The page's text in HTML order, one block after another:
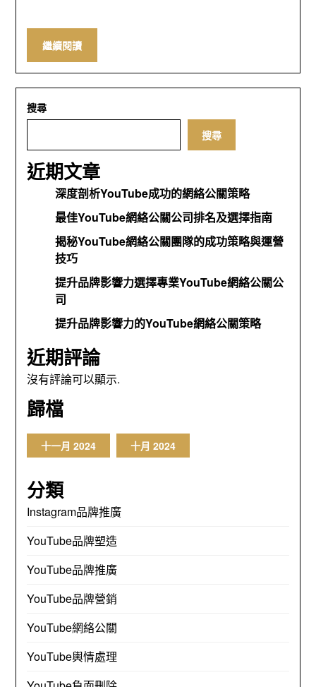
繼續閱讀
搜尋
搜尋
近期文章
深度剖析YouTube成功的網絡公關策略
最佳YouTube網絡公關公司排名及選擇指南
揭秘YouTube網絡公關團隊的成功策略與運營
技巧
提升品牌影響力選擇專業YouTube網絡公關公
司
提升品牌影響力的YouTube網絡公關策略
近期評論
沒有評論可以顯示.
歸檔
十一月 2024 十月 2024
分類
Instagram品牌推廣
YouTube品牌塑造
YouTube品牌推廣
YouTube品牌營銷
YouTube網絡公關
YouTube輿情處理